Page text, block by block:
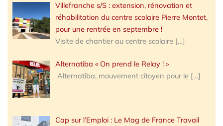
Villefranche s/S : extension, rénovation et
réhabilitation du centre scolaire Pierre Montet,
pour une rentrée en septembre !
Visite de chantier au centre scolaire […]
Alternatiba « On prend le Relay ! »
Alternatiba, mouvement citoyen pour le […]
Cap sur l’Emploi : Le Mag de France Travail